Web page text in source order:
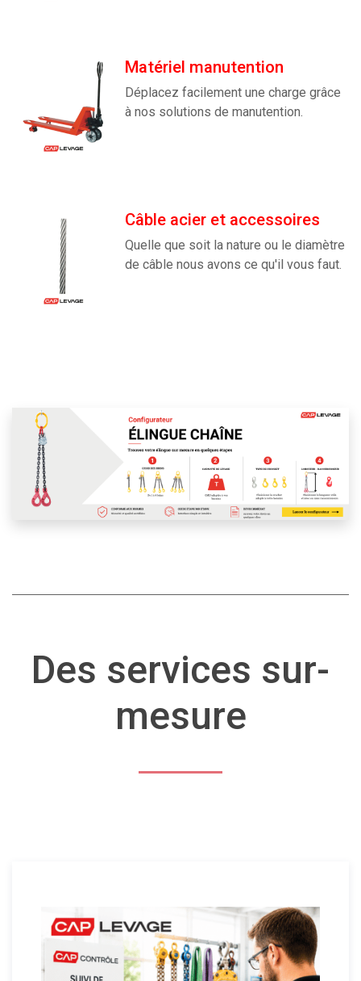
Matériel manutention
Déplacez facilement une charge grâce
à nos solutions de manutention.
Câble acier et accessoires
Quelle que soit la nature ou le diamètre
de câble nous avons ce qu'il vous faut.
Des services sur-
mesure